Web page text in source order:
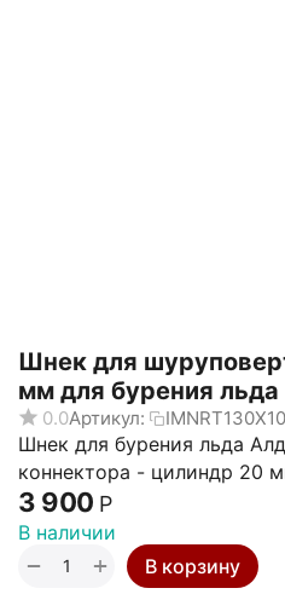
Шнек для
мм для бурения льда
0.0Артикул:
Шнек для бурения льда
коннектора - цилиндр 20
3 900 Р
В наличии
+
− В корзину